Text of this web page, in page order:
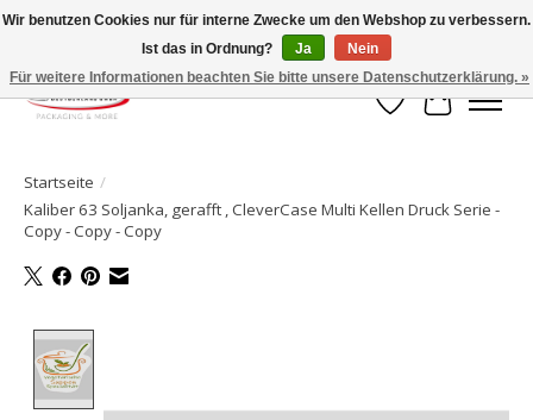
Ihr Onlineshop für Clipverschlusstechnik!
Wunschzettel
Ihr
Startseite /
Kaliber 63 Soljanka, gerafft , CleverCase Multi Kellen Druck Serie -
Copy - Copy - Copy
Wir benutzen Cookies nur für interne Zwecke um den Webshop zu verbessern.
Ist das in Ordnung?
Ja
Nein
Für weitere Informationen beachten Sie bitte unsere Datenschutzerklärung. »